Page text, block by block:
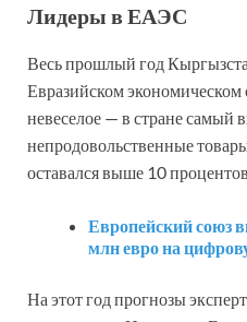
Лидеры в ЕАЭС
Весь прошлый год
Евразийском экономическом
невеселое — в стране самый
непродовольственные
оставался выше 10
Европейский союз
млн евро на
На этот год прогнозы